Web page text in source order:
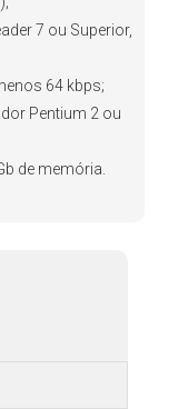
7 ou Superior,
64 kbps;
Pentium 2 ou
de memória.